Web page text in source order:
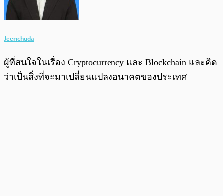
Jeerichuda
ผู้ที่สนใจในเรื่อง Cryptocurrency และ Blockchain และคิด
ว่าเป็นสิ่งที่จะมาเปลี่ยนแปลงอนาคตของประเทศ